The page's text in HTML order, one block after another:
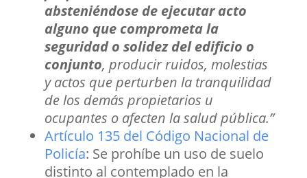
absteniéndose de ejecutar acto
alguno que comprometa la
seguridad o solidez del edificio o
conjunto, producir ruidos, molestias
y actos que perturben la tranquilidad
de los demás propietarios u
ocupantes o afecten la salud pública.”
Artículo 135 del Código Nacional de
Policía: Se prohíbe un uso de suelo
distinto al contemplado en la